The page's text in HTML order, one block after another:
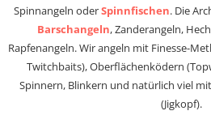
Spinnangeln oderSpinnfischen. Die
Barschangeln, Zanderangeln,
Rapfenangeln. Wir angeln mit Finesse-
Twitchbaits), Oberflächenködern
Spinnern, Blinkern und natürlich viel
(Jigkopf).